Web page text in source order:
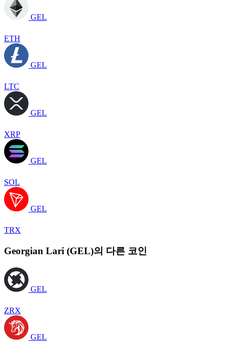
GEL
ETH
GEL
LTC
GEL
XRP
GEL
SOL
GEL
TRX
Georgian Lari (GEL)의 다른 코인
GEL
ZRX
GEL